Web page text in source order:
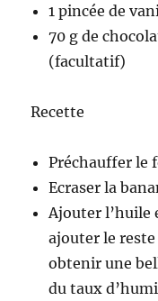
1 pincée de
70 g de
(facultatif)
Recette
Préchauffer le
Ecraser la
Ajouter l’huile
ajouter le
obtenir une
du taux